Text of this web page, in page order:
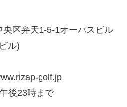
区弁天1-5-1オーパスビル
ル)
golf.jp
後23時まで